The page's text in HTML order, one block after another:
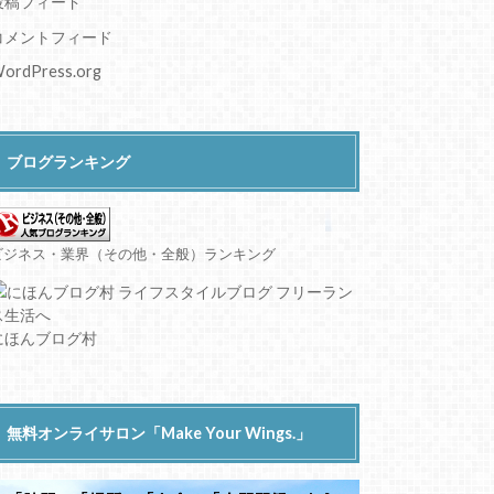
メントフィード
ブログランキング
ジネス・業界（その他・全般）ランキング
ほんブログ村
無料オンライサロン「Make Your Wings.」